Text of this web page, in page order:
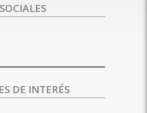
DE INTERÉS